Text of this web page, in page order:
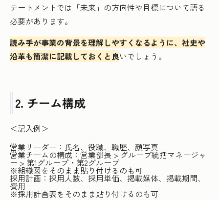
テートメントでは「未来」の方向性や目標について語る
必要があります。
読み手が事業の背景を理解しやすくなるように、社史や
沿革も簡潔に記載しておくと良いでしょう。
2. チーム構成
＜記入例＞
営業リーダー：氏名、役職、職歴、顔写真
営業チームの構成：営業部長 > グループ統括マネージャ
ー > 第1グループ・第2グループ
※組織図をそのまま貼り付けるのも可
採用計画：採用人数、採用単価、掲載媒体、掲載期間、
費用
※採用計画表をそのまま貼り付けるのも可